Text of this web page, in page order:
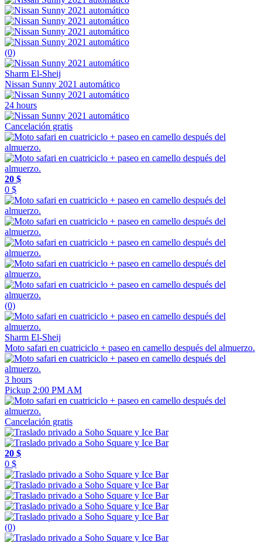
(0)
Sharm El-Sheij
Nissan Sunny 2021 automático
24 hours
Cancelación gratis
20 $
0 $
(0)
Sharm El-Sheij
Moto safari en cuatriciclo + paseo en camello después del almuerzo.
3 hours
Pickup 2:00 PM AM
Cancelación gratis
20 $
0 $
(0)